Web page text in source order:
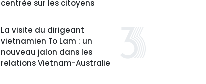
centrée sur les citoyens
La visite du dirigeant
vietnamien To Lam : un
nouveau jalon dans les
relations Vietnam-Australie